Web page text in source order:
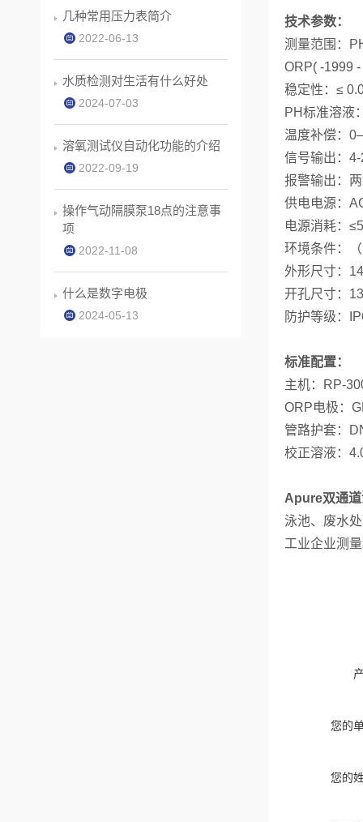
技术参数：
测量范围：
ORP( -
稳定性： ≤
PH标准溶液
温度补偿：
信号输出：
报警输出：
供电电源：
电源消耗：
环境条件：（
外形尺寸：
开孔尺寸：
防护等级：
标准配置：
主机：
RP-
ORP电极 ：
管路护套：
校正溶液：
Apure双通
泳池、废水
工业企业测
您的
您的
几种常用压力表简介
2022-06-13
水质检测对生活有什么好处
2024-07-03
溶氧测试仪自动化功能的介绍
2022-09-19
操作气动隔膜泵18点的注意事
项
2022-11-08
什么是数字电极
2024-05-13